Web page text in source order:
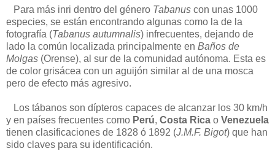
Para más inri dentro del género Tabanus con unas 1000
especies, se están encontrando algunas como la de la
fotografía (Tabanus autumnalis) infrecuentes, dejando de
lado la común localizada principalmente en Baños de
Molgas (Orense), al sur de la comunidad autónoma. Esta es
de color grisácea con un aguijón similar al de una mosca
pero de efecto más agresivo.
Los tábanos son dípteros capaces de alcanzar los 30 km/h
y en países frecuentes como Perú, Costa Rica o Venezuela
tienen clasificaciones de 1828 ó 1892 (J.M.F. Bigot) que han
sido claves para su identificación.